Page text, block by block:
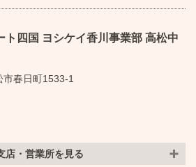
ト四国 ヨシケイ香川事業部 高松中
市春日町1533-1
店・営業所を見る